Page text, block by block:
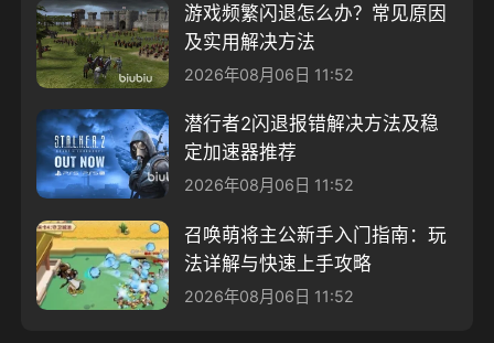
游戏频繁闪退怎么办？常见原因
及实用解决方法
2026年08月06日 11:52
潜行者2闪退报错解决方法及稳
定加速器推荐
2026年08月06日 11:52
召唤萌将主公新手入门指南：玩
法详解与快速上手攻略
2026年08月06日 11:52